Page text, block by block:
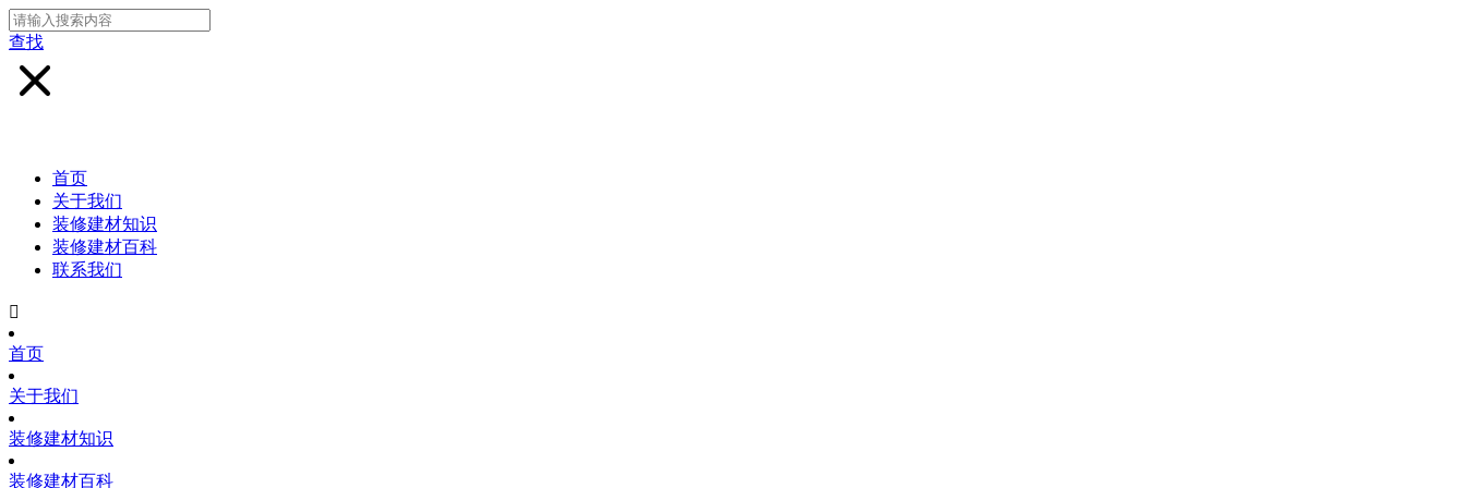
查找
首页
关于我们
装修建材知识
装修建材百科
联系我们

首页
关于我们
装修建材知识
装修建材百科